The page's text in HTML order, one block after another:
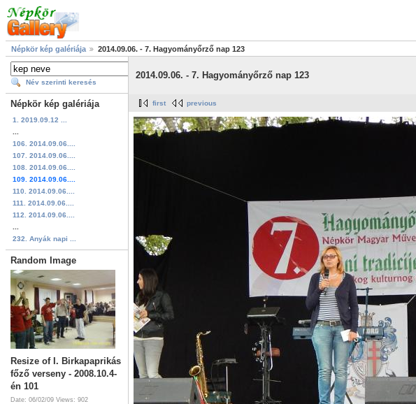
Népkör kép galériája 2014.09.06. - 7. Hagyományőrző nap 123
Név szerinti keresés
Népkör kép galériája
1. 2019.09.12 ...
106. 2014.09.06....
107. 2014.09.06....
108. 2014.09.06....
109. 2014.09.06....
110. 2014.09.06....
111. 2014.09.06....
112. 2014.09.06....
232. Anyák napi ...
Random Image
Resize of I. Birkapaprikás
főző verseny - 2008.10.4-
én 101
Date: 06/02/09 Views: 902
2014.09.06. - 7. Hagyományőrző nap 123
first previous